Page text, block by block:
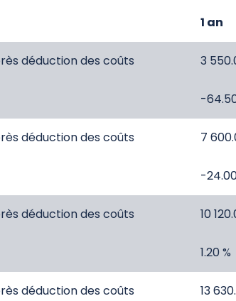
1 an
déduction des coûts 3
-
déduction des coûts 7
-
déduction des coûts 10
1.20 %
déduction des coûts 13